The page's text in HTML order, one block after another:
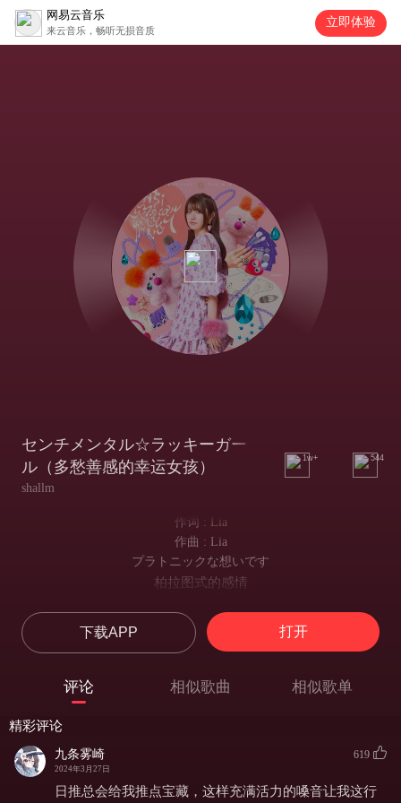
网易云音乐
来云音乐，畅听无损音质
立即体验
センチメンタル☆ラッキーガー
ル（多愁善感的幸运女孩）
shallm
1w+ 544
作词 : Lia
作曲 : Lia
プラトニックな想いです
柏拉图式的感情
现在请稍稍允许我
君の笑顔に全力で陶酔
全力陶醉在你的笑颜当中
已经手足无措到了极点
胸の高鳴りは一の二、三で
下载APP 打开
评论 相似歌曲 相似歌单
精彩评论
九条雾崎
2024年3月27日
619
日推总会给我推点宝藏，这样充满活力的嗓音让我这行